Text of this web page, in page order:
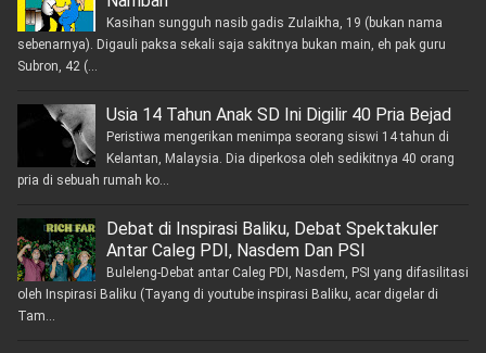
Kasihan sungguh nasib gadis Zulaikha, 19 (bukan nama
sebenarnya). Digauli paksa sekali saja sakitnya bukan main, eh pak guru
Subron, 42 (...
Usia 14 Tahun Anak SD Ini Digilir 40 Pria Bejad
Peristiwa mengerikan menimpa seorang siswi 14 tahun di
Kelantan, Malaysia. Dia diperkosa oleh sedikitnya 40 orang
pria di sebuah rumah ko...
Debat di Inspirasi Baliku, Debat Spektakuler
Antar Caleg PDI, Nasdem Dan PSI
Buleleng-Debat antar Caleg PDI, Nasdem, PSI yang difasilitasi
oleh Inspirasi Baliku (Tayang di youtube inspirasi Baliku, acar digelar di
Tam...